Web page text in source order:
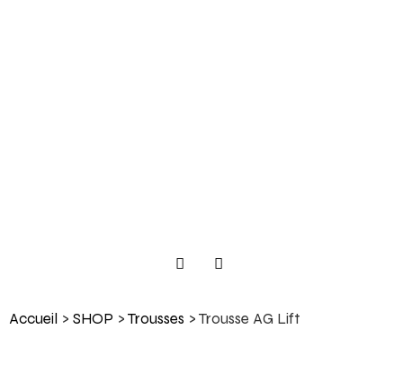
Accueil > SHOP >Trousses > Trousse AG Lift